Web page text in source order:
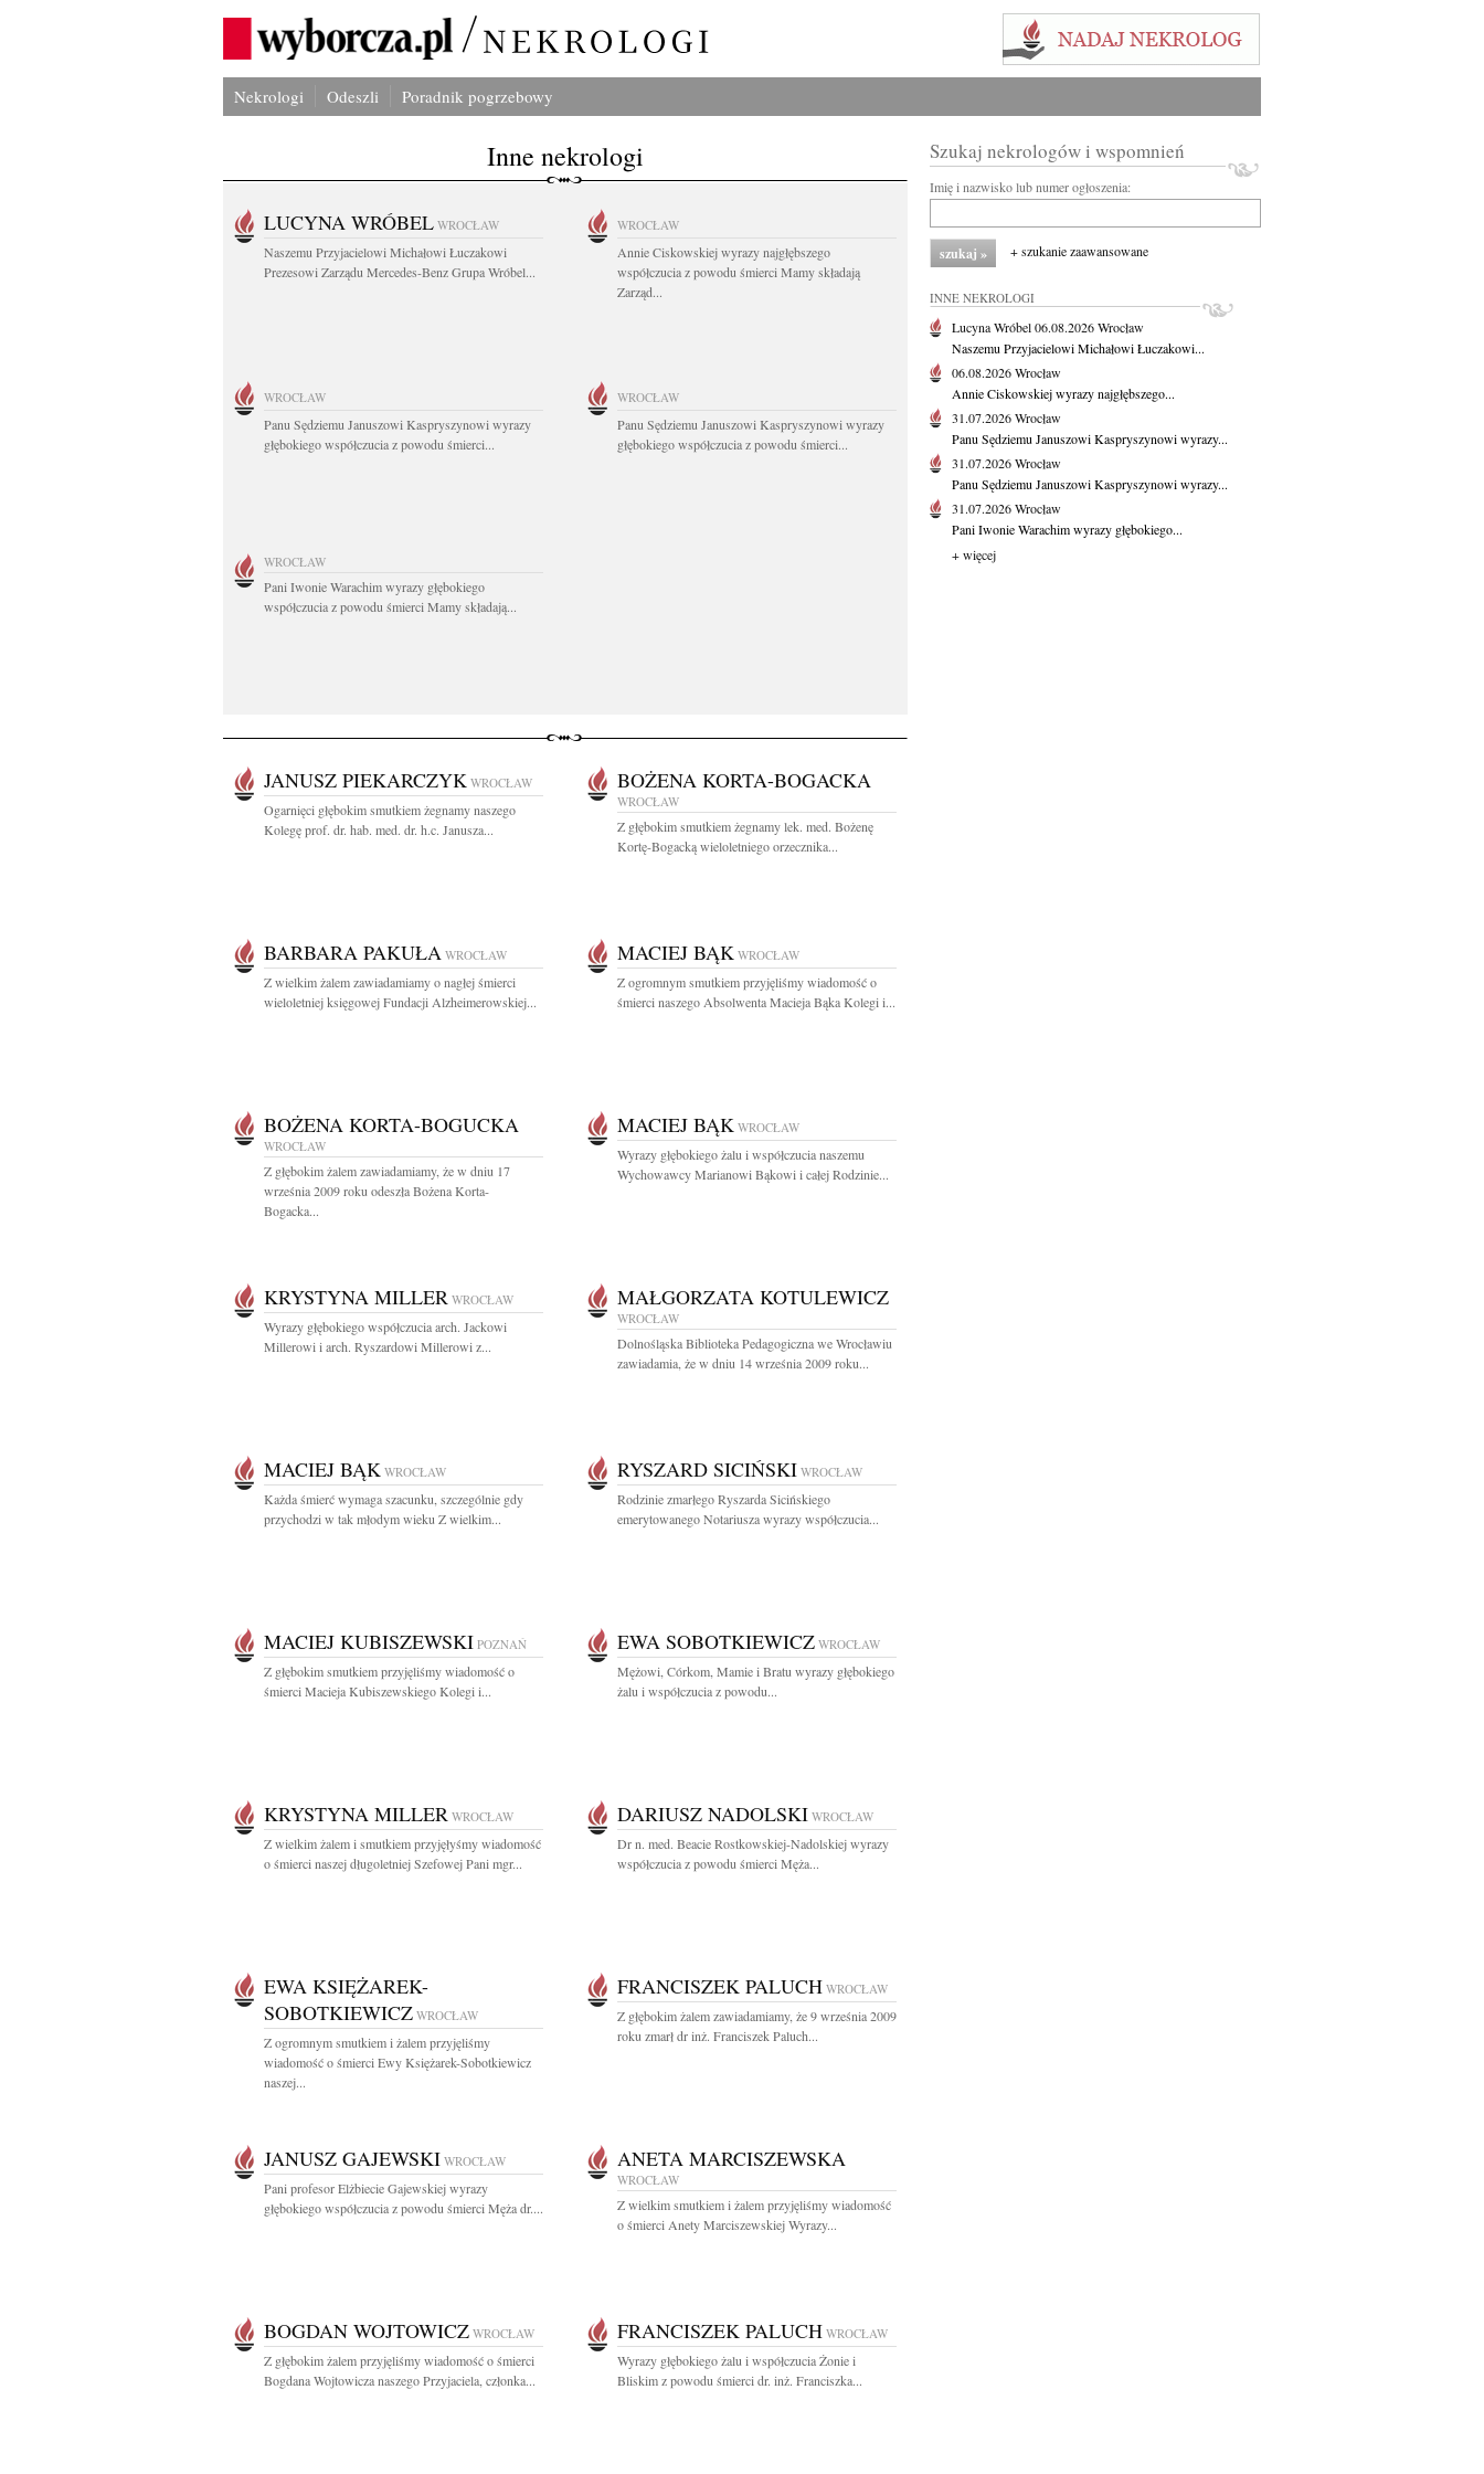
Nekrologi Odeszli Poradnik pogrzebowy
Inne nekrologi
LUCYNA WRÓBEL WROCŁAW
Naszemu Przyjacielowi Michałowi Łuczakowi
Prezesowi Zarządu Mercedes-Benz Grupa Wróbel...
WROCŁAW
Annie Ciskowskiej wyrazy najgłębszego
współczucia z powodu śmierci Mamy składają
Zarząd...
WROCŁAW
Panu Sędziemu Januszowi Kaspryszynowi wyrazy
głębokiego współczucia z powodu śmierci...
WROCŁAW
Panu Sędziemu Januszowi Kaspryszynowi wyrazy
głębokiego współczucia z powodu śmierci...
WROCŁAW
Pani Iwonie Warachim wyrazy głębokiego
współczucia z powodu śmierci Mamy składają...
JANUSZ PIEKARCZYK WROCŁAW
Ogarnięci głębokim smutkiem żegnamy naszego
Kolegę prof. dr. hab. med. dr. h.c. Janusza...
BOŻENA KORTA-BOGACKA
WROCŁAW
Z głębokim smutkiem żegnamy lek. med. Bożenę
Kortę-Bogacką wieloletniego orzecznika...
BARBARA PAKUŁA WROCŁAW
Z wielkim żalem zawiadamiamy o nagłej śmierci
wieloletniej księgowej Fundacji Alzheimerowskiej...
MACIEJ BĄK WROCŁAW
Z ogromnym smutkiem przyjęliśmy wiadomość o
śmierci naszego Absolwenta Macieja Bąka Kolegi i...
BOŻENA KORTA-BOGUCKA
WROCŁAW
Z głębokim żalem zawiadamiamy, że w dniu 17
września 2009 roku odeszła Bożena Korta-
Bogacka...
MACIEJ BĄK WROCŁAW
Wyrazy głębokiego żalu i współczucia naszemu
Wychowawcy Marianowi Bąkowi i całej Rodzinie...
KRYSTYNA MILLER WROCŁAW
Wyrazy głębokiego współczucia arch. Jackowi
Millerowi i arch. Ryszardowi Millerowi z...
MAŁGORZATA KOTULEWICZ
WROCŁAW
Dolnośląska Biblioteka Pedagogiczna we Wrocławiu
zawiadamia, że w dniu 14 września 2009 roku...
MACIEJ BĄK WROCŁAW
Każda śmierć wymaga szacunku, szczególnie gdy
przychodzi w tak młodym wieku Z wielkim...
RYSZARD SICIŃSKI WROCŁAW
Rodzinie zmarłego Ryszarda Sicińskiego
emerytowanego Notariusza wyrazy współczucia...
MACIEJ KUBISZEWSKI POZNAŃ
Z głębokim smutkiem przyjęliśmy wiadomość o
śmierci Macieja Kubiszewskiego Kolegi i...
EWA SOBOTKIEWICZ WROCŁAW
Mężowi, Córkom, Mamie i Bratu wyrazy głębokiego
żalu i współczucia z powodu...
KRYSTYNA MILLER WROCŁAW
Z wielkim żalem i smutkiem przyjęłyśmy wiadomość
o śmierci naszej długoletniej Szefowej Pani mgr...
DARIUSZ NADOLSKI WROCŁAW
Dr n. med. Beacie Rostkowskiej-Nadolskiej wyrazy
współczucia z powodu śmierci Męża...
EWA KSIĘŻAREK-
SOBOTKIEWICZ WROCŁAW
Z ogromnym smutkiem i żalem przyjęliśmy
wiadomość o śmierci Ewy Księżarek-Sobotkiewicz
naszej...
FRANCISZEK PALUCH WROCŁAW
Z głębokim żalem zawiadamiamy, że 9 września 2009
roku zmarł dr inż. Franciszek Paluch...
JANUSZ GAJEWSKI WROCŁAW
Pani profesor Elżbiecie Gajewskiej wyrazy
głębokiego współczucia z powodu śmierci Męża dr....
ANETA MARCISZEWSKA
WROCŁAW
Z wielkim smutkiem i żalem przyjęliśmy wiadomość
o śmierci Anety Marciszewskiej Wyrazy...
BOGDAN WOJTOWICZ WROCŁAW
Z głębokim żalem przyjęliśmy wiadomość o śmierci
Bogdana Wojtowicza naszego Przyjaciela, członka...
FRANCISZEK PALUCH WROCŁAW
Wyrazy głębokiego żalu i współczucia Żonie i
Bliskim z powodu śmierci dr. inż. Franciszka...
Szukaj nekrologów i wspomnień
Imię i nazwisko lub numer ogłoszenia:
+ szukanie zaawansowane
INNE NEKROLOGI
Lucyna Wróbel06.08.2026Wrocław
Naszemu Przyjacielowi Michałowi Łuczakowi...
06.08.2026Wrocław
Annie Ciskowskiej wyrazy najgłębszego...
31.07.2026Wrocław
Panu Sędziemu Januszowi Kaspryszynowi wyrazy...
31.07.2026Wrocław
Panu Sędziemu Januszowi Kaspryszynowi wyrazy...
31.07.2026Wrocław
Pani Iwonie Warachim wyrazy głębokiego...
+ więcej